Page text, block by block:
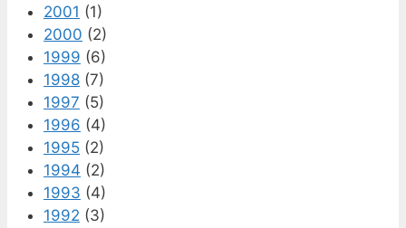
2001 (1)
2000 (2)
1999 (6)
1998 (7)
1997 (5)
1996 (4)
1995 (2)
1994 (2)
1993 (4)
1992 (3)